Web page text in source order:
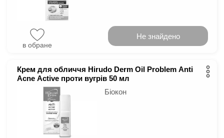
в обране
Не знайдено
Крем для обличчя Hirudo Derm Oil Problem Anti
Acne Active проти вугрів 50 мл
Біокон